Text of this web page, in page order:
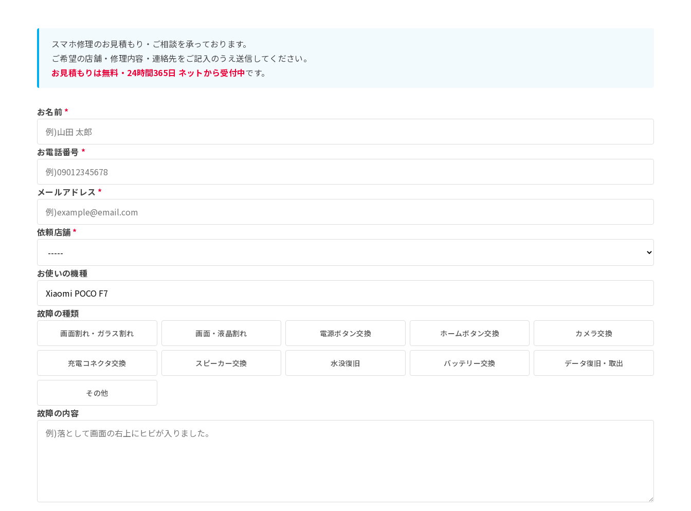
スマホ修理のお見積もり・ご相談を承っております。
ご希望の店舗・修理内容・連絡先をご記入のうえ送信してください。
お見積もりは無料・24時間365日 ネットから受付中です。
お名前 *
お電話番号 *
メールアドレス *
依頼店舗 *
お使いの機種
故障の種類
画面割れ・ガラス割れ 画面・液晶割れ 電源ボタン交換 ホームボタン交換 カメラ交換
充電コネクタ交換 スピーカー交換 水没復旧 バッテリー交換 データ復旧・取出
その他
故障の内容